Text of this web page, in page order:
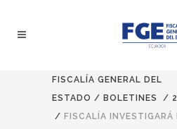
FISCALÍA GENERAL DEL
ESTADO / BOLETINES /
/ FISCALÍA INVESTIGARÁ